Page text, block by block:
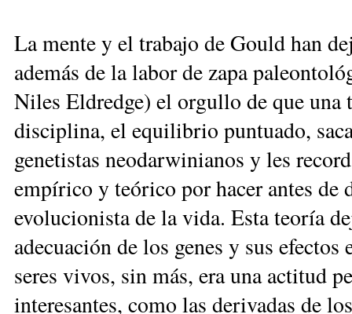
La mente y el trabajo de Gould han
además de la labor de zapa
Niles Eldredge) el orgullo de que una
disciplina, el equilibrio puntuado,
genetistas neodarwinianos y les
empírico y teórico por hacer antes de
evolucionista de la vida. Esta teoría
adecuación de los genes y sus
seres vivos, sin más, era una actitud
interesantes, como las derivadas de